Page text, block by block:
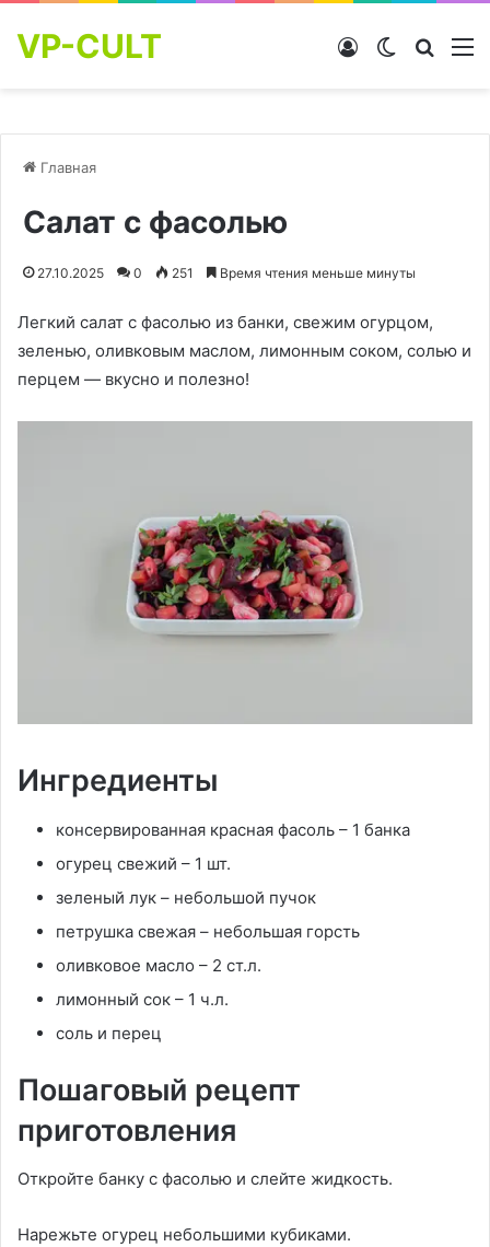
VP-CULT Switch skin
Войти
Главная
Салат с фасолью
27.10.2025 0 251 Время чтения меньше минуты
Легкий салат с фасолью из банки, свежим огурцом,
зеленью, оливковым маслом, лимонным соком, солью и
перцем — вкусно и полезно!
Ингредиенты
консервированная красная фасоль – 1 банка
огурец свежий – 1 шт.
зеленый лук – небольшой пучок
петрушка свежая – небольшая горсть
оливковое масло – 2 ст.л.
лимонный сок – 1 ч.л.
соль и перец
Пошаговый рецепт
приготовления
Откройте банку с фасолью и слейте жидкость.
Нарежьте огурец небольшими кубиками.